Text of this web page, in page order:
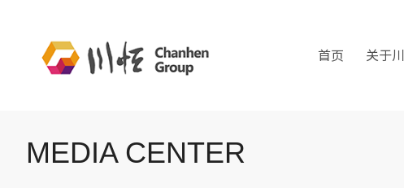
首页 关于
MEDIA CENTER